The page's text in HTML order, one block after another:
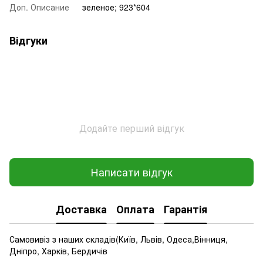
Доп. Описание
зеленое; 923*604
Відгуки
Додайте перший відгук
Написати відгук
Доставка Оплата Гарантія
Самовивіз з наших складів(Київ, Львів, Одеса,Вінниця,
Дніпро, Харків, Бердичів